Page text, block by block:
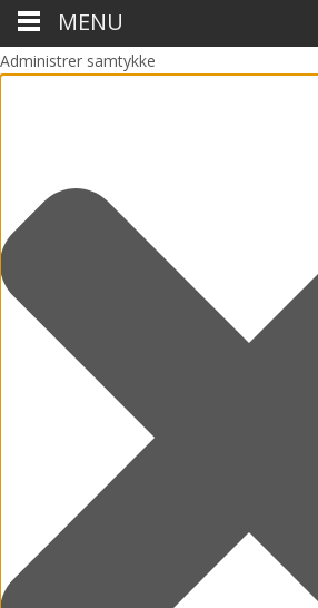
Administrer samtykke
MENU